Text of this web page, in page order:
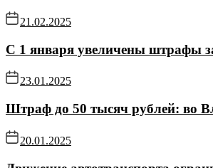
21.02.2025
С 1 января увеличены штрафы
23.01.2025
Штраф до 50 тысяч рублей: во
20.01.2025